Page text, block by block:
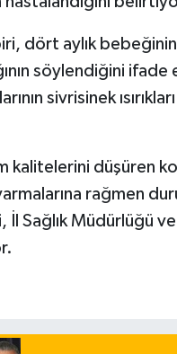
dört aylık bebeğinin
söylendiğini
sivrisinek
kalitelerini düşüren
rağmen
Sağlık Müdürlüğü